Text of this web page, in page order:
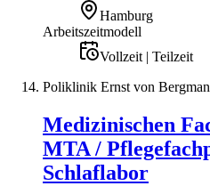
Hamburg
Arbeitszeitmodell
Vollzeit | Teilzeit
Poliklinik Ernst von
Medizinischen
MTA /
Schlaflabor